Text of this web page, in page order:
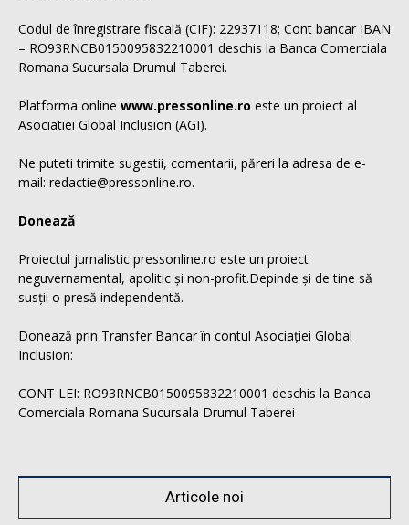
Codul de înregistrare fiscală (CIF): 22937118; Cont bancar IBAN
– RO93RNCB0150095832210001 deschis la Banca Comerciala
Romana Sucursala Drumul Taberei.
Platforma online www.pressonline.ro este un proiect al
Asociatiei Global Inclusion (AGI).
Ne puteti trimite sugestii, comentarii, păreri la adresa de e-
mail: redactie@pressonline.ro.
Donează
Proiectul jurnalistic pressonline.ro este un proiect
neguvernamental, apolitic și non-profit.Depinde și de tine să
susții o presă independentă.
Donează prin Transfer Bancar în contul Asociației Global
Inclusion:
CONT LEI: RO93RNCB0150095832210001 deschis la Banca
Comerciala Romana Sucursala Drumul Taberei
Articole noi